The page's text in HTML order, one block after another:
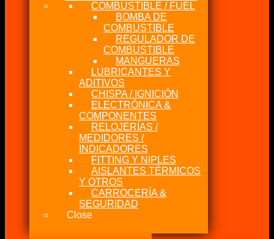
COMBUSTIBLE / FUEL
BOMBA DE
COMBUSTIBLE
REGULADOR DE
COMBUSTIBLE
MANGUERAS
LUBRICANTES Y
ADITIVOS
CHISPA / IGNICIÓN
ELECTRÓNICA &
COMPONENTES
RELOJERÍAS /
MEDIDORES /
INDICADORES
FITTING Y NIPLES
AISLANTES TÉRMICOS
Y OTROS
CARROCERÍA &
SEGURIDAD
Close